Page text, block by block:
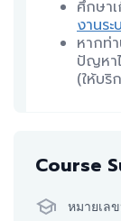
Course
หมายเล
ศึกษา
งานระ
หากท่
ปัญหา
(ให้บริ